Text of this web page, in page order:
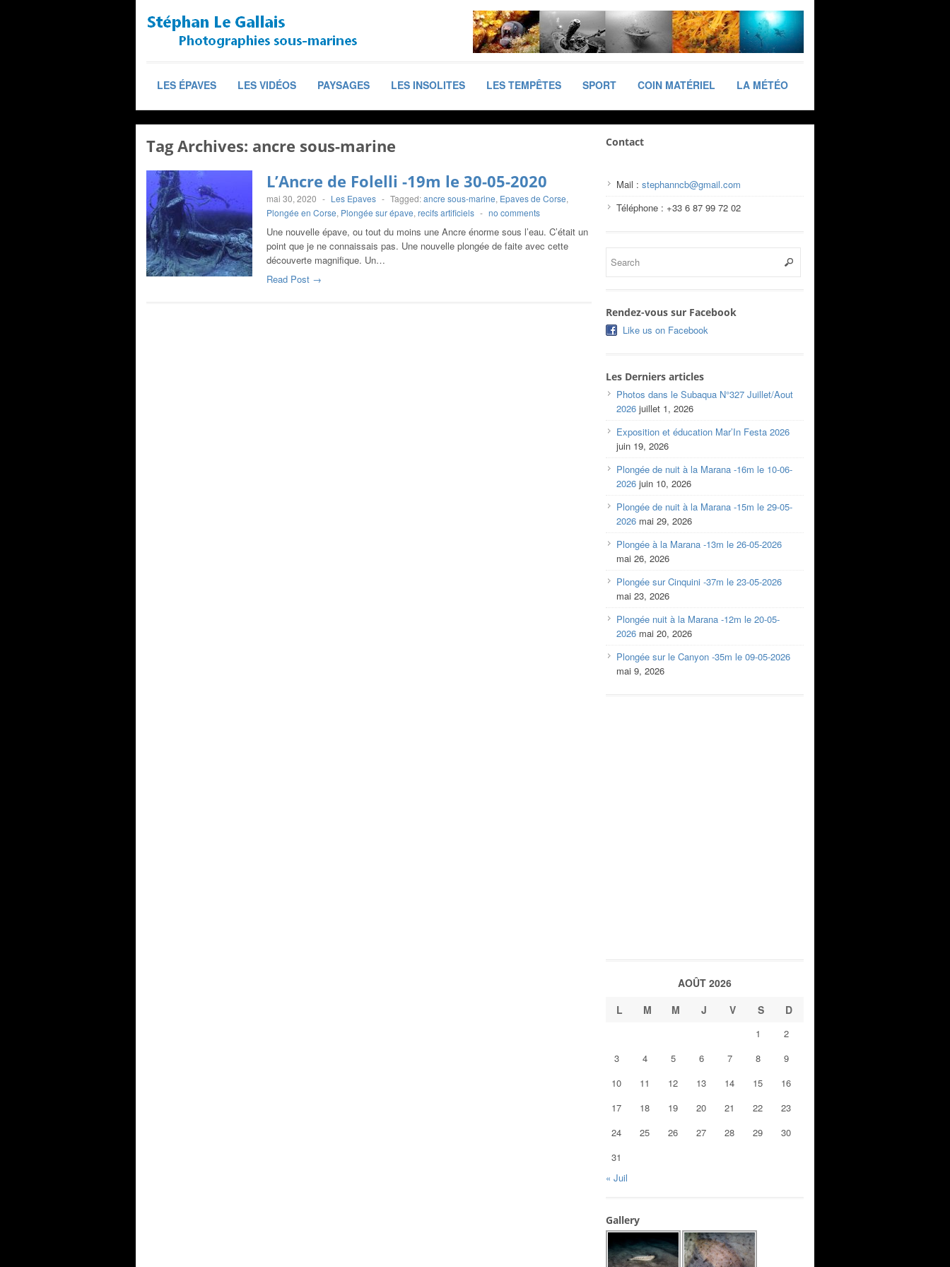
LES ÉPAVES LES VIDÉOS PAYSAGES LES INSOLITES LES TEMPÊTES SPORT COIN MATÉRIEL LA MÉTÉO
Tag Archives: ancre sous-marine
L’Ancre de Folelli -19m le 30-05-2020
mai 30, 2020 - Les Epaves - Tagged:ancre sous-marine, Epaves de Corse,
Plongée en Corse, Plongée sur épave, recifs artificiels - no comments
Une nouvelle épave, ou tout du moins une Ancre énorme sous l’eau. C’était un
point que je ne connaissais pas. Une nouvelle plongée de faite avec cette
découverte magnifique. Un…
Read Post →
Contact
Mail : stephanncb@gmail.com
Téléphone : +33 6 87 99 72 02
Rendez-vous sur Facebook
Like us on Facebook
Les Derniers articles
Photos dans le Subaqua N°327 Juillet/Aout
2026 juillet 1, 2026
Exposition et éducation Mar’In Festa 2026
juin 19, 2026
Plongée de nuit à la Marana -16m le 10-06-
2026 juin 10, 2026
Plongée de nuit à la Marana -15m le 29-05-
2026 mai 29, 2026
Plongée à la Marana -13m le 26-05-2026
mai 26, 2026
Plongée sur Cinquini -37m le 23-05-2026
mai 23, 2026
Plongée nuit à la Marana -12m le 20-05-
2026 mai 20, 2026
Plongée sur le Canyon -35m le 09-05-2026
mai 9, 2026
AOÛT 2026
L
M M J V S D
1
2
3
4 5 6 7 8
9
10
11 12 13 14 15
16
17
18 19 20 21 22
23
24
25 26 27 28 29
30
31
« Juil
Gallery